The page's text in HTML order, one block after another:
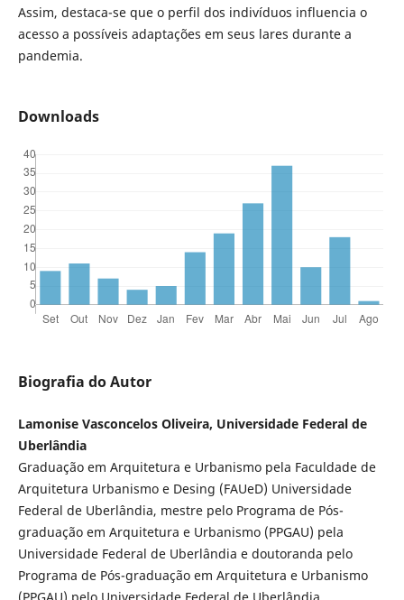
Assim, destaca-se que o perfil dos indivíduos influencia o
acesso a possíveis adaptações em seus lares durante a
pandemia.
Downloads
Biografia do Autor
Lamonise Vasconcelos Oliveira, Universidade Federal de
Uberlândia
Graduação em Arquitetura e Urbanismo pela Faculdade de
Arquitetura Urbanismo e Desing (FAUeD) Universidade
Federal de Uberlândia, mestre pelo Programa de Pós-
graduação em Arquitetura e Urbanismo (PPGAU) pela
Universidade Federal de Uberlândia e doutoranda pelo
Programa de Pós-graduação em Arquitetura e Urbanismo